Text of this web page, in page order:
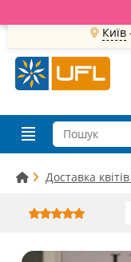
Київ
Доставка